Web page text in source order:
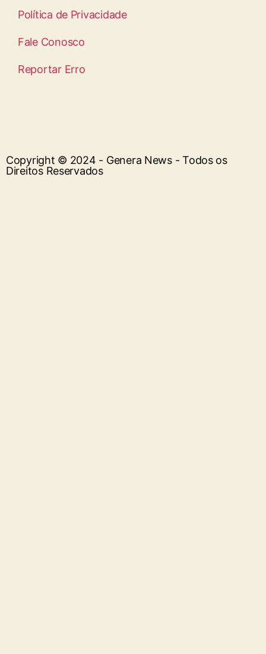
Política de Privacidade
Fale Conosco
Reportar Erro
Copyright © 2024 - Genera News - Todos os
Direitos Reservados